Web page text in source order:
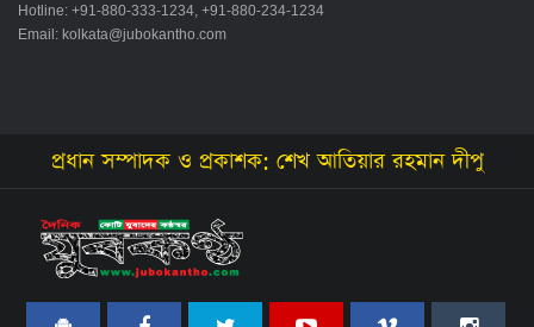
Hotline: +91-880-333-1234, +91-880-234-1234
Email: kolkata@jubokantho.com
প্রধান সম্পাদক ও প্রকাশক: শেখ আতিয়ার রহমান দীপু